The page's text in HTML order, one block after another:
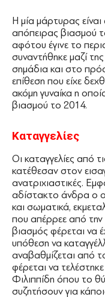
Η μία μάρτυρας
απόπειρας βιασμού
αφότου έγινε το
συναντήθηκε μαζί της
σημάδια και στο
επίθεση που είχε
ακόμη γυναίκα η
βιασμού το 2014.
Καταγγελίες
Οι καταγγελίες από
κατέθεσαν στον
ανατριχιαστικές.
αδίστακτο άνδρα ο
και σωματικά,
που απέρρεε από την
βιασμός φέρεται να
υπόθεση να
αναβαθμίζεται από
φέρεται να
Φιλιππίδη όπου το
συζητήσουν για